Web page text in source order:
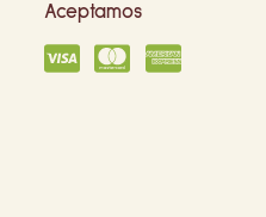
Aceptamos